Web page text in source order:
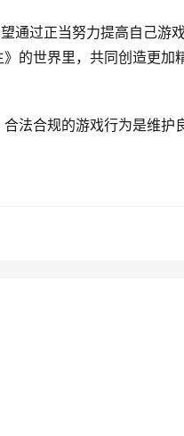
通过正当努力提高自己游
的世界里，共同创造更加
法合规的游戏行为是维护